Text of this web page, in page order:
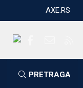
AXE.RS
PRETRAGA